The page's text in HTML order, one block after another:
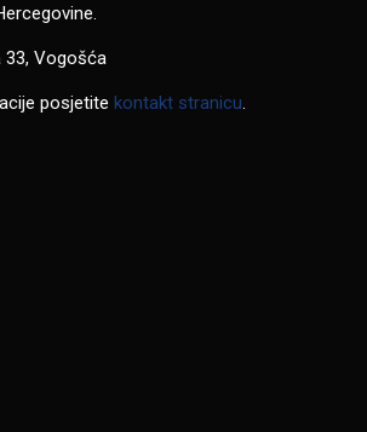
33, Vogošća
posjetite kontakt stranicu.